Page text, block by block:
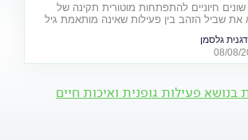
שונים חיוניים להתפתחות מוטורית תקינה של
את שביל הזהב בין פעילות שאינה מותאמת גיל
היכון - זחל!
גלסמן
בנושא פעילות גופנית ואיכות חיים